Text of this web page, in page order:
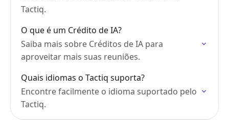
Tactiq.
O que é um Crédito de IA?
Saiba mais sobre Créditos de IA para
aproveitar mais suas reuniões.
Quais idiomas o Tactiq suporta?
Encontre facilmente o idioma suportado pelo
Tactiq.